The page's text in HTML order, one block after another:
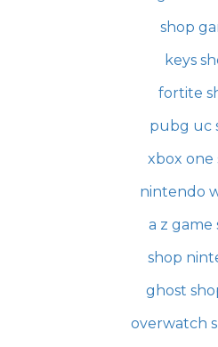
shop
keys
fortite
pubg uc
xbox one
nintendo
a z game
shop
ghost
overwatch